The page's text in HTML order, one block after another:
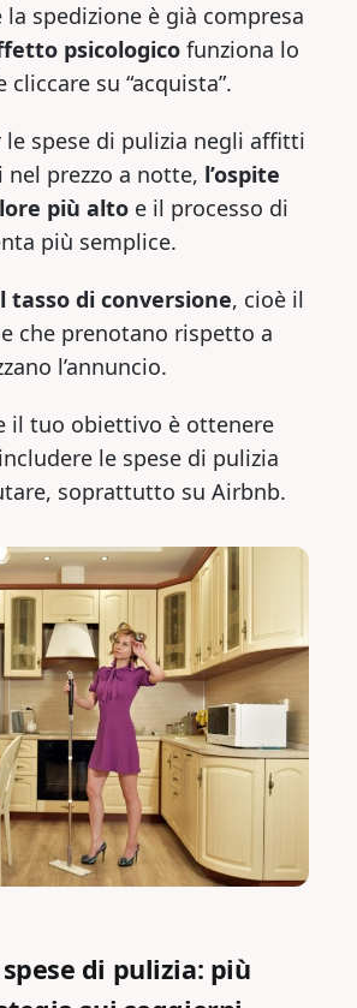
la spedizione è già compresa
psicologico funziona lo
su “acquista”.
le spese di pulizia negli affitti
nel prezzo a notte, l’ospite
più alto e il processo di
più semplice.
tasso di conversione, cioè il
che prenotano rispetto a
l’annuncio.
il tuo obiettivo è ottenere
le spese di pulizia
soprattutto su Airbnb.
spese di pulizia: più